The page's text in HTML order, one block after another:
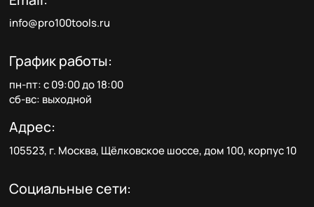
info@pro100tools.ru
График работы:
пн-пт: с 09:00 до 18:00
сб-вс: выходной
Адрес:
105523, г. Москва, Щёлковское шоссе, дом 100, корпус 10
Социальные сети: